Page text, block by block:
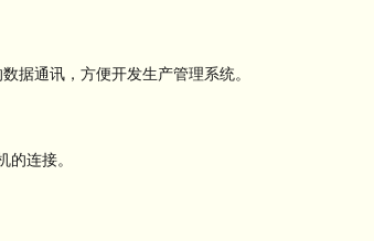
据通讯，方便开发生产管理系统。
连接。